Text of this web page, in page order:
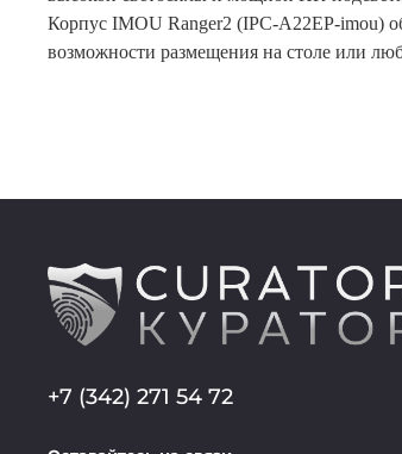
Корпус IMOU Ranger2 (IPC-A22EP-imou)
возможности размещения на столе или
+7 (342) 271 54 72